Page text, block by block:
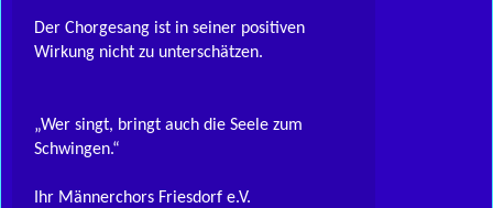
Der Chorgesang ist in seiner positiven
Wirkung nicht zu unterschätzen.
„Wer singt, bringt auch die Seele zum
Schwingen.“
Ihr Männerchors Friesdorf e.V.